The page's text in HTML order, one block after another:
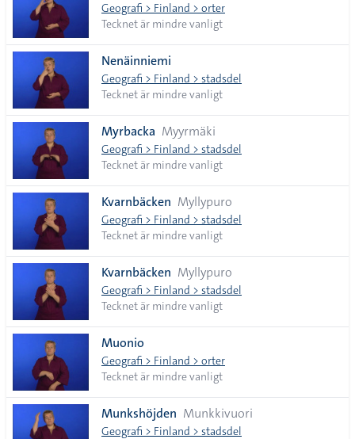
Geografi > Finland > orter
Tecknet är mindre vanligt
Nenäinniemi
Geografi > Finland > stadsdel
Tecknet är mindre vanligt
Myrbacka Myyrmäki
Geografi > Finland > stadsdel
Tecknet är mindre vanligt
Kvarnbäcken Myllypuro
Geografi > Finland > stadsdel
Tecknet är mindre vanligt
Kvarnbäcken Myllypuro
Geografi > Finland > stadsdel
Tecknet är mindre vanligt
Muonio
Geografi > Finland > orter
Tecknet är mindre vanligt
Munkshöjden Munkkivuori
Geografi > Finland > stadsdel